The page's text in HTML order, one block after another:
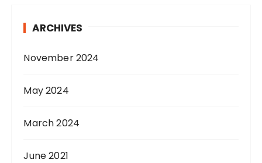
ARCHIVES
November 2024
May 2024
March 2024
June 2021